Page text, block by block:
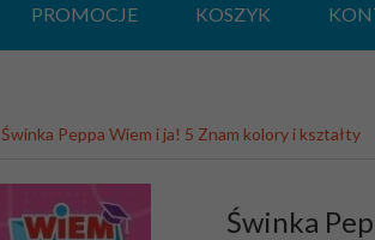
PROMOCJE KOSZYK
Świnka Peppa Wiem i ja! 5 Znam kolory i kształty
Świnka